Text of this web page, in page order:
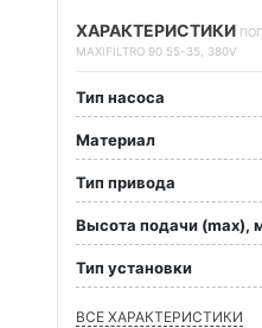
ХАРАКТЕРИСТИКИ
MAXIFILTRO 90 55-35, 380V
Тип насоса
Материал
Тип привода
Высота подачи (max),
Тип установки
ВСЕ ХАРАКТЕРИСТИКИ